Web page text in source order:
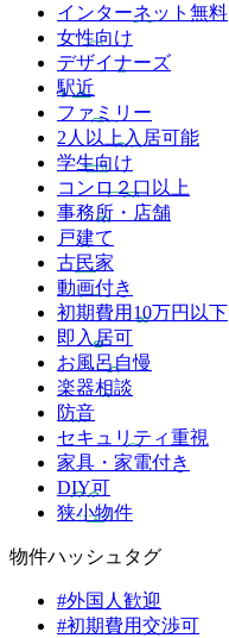
インターネット無料
女性向け
デザイナーズ
駅近
ファミリー
2人以上入居可能
学生向け
コンロ２口以上
事務所・店舗
戸建て
古民家
動画付き
初期費用10万円以下
即入居可
お風呂自慢
楽器相談
防音
セキュリティ重視
家具・家電付き
DIY可
狭小物件
物件ハッシュタグ
#外国人歓迎
#初期費用交渉可